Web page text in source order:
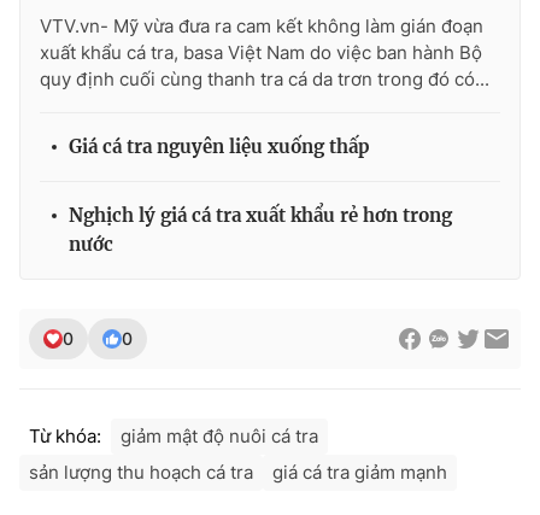
024.66 897 897
Email:toasoan@vtv.vn
Liên hệ quảng cáo:024-7300.7108
thuận bằng văn bản. Ghi rõ nguồn VTV.vn khi phát hành lại
thông tin từ website này.
VTV.vn- Mỹ vừa đưa ra cam kết không làm gián đoạn
xuất khẩu cá tra, basa Việt Nam do việc ban hành Bộ
quy định cuối cùng thanh tra cá da trơn trong đó có...
Giá cá tra nguyên liệu xuống thấp
Nghịch lý giá cá tra xuất khẩu rẻ hơn trong
nước
0 0
Từ khóa:
giảm mật độ nuôi cá tra
sản lượng thu hoạch cá tra
giá cá tra giảm mạnh